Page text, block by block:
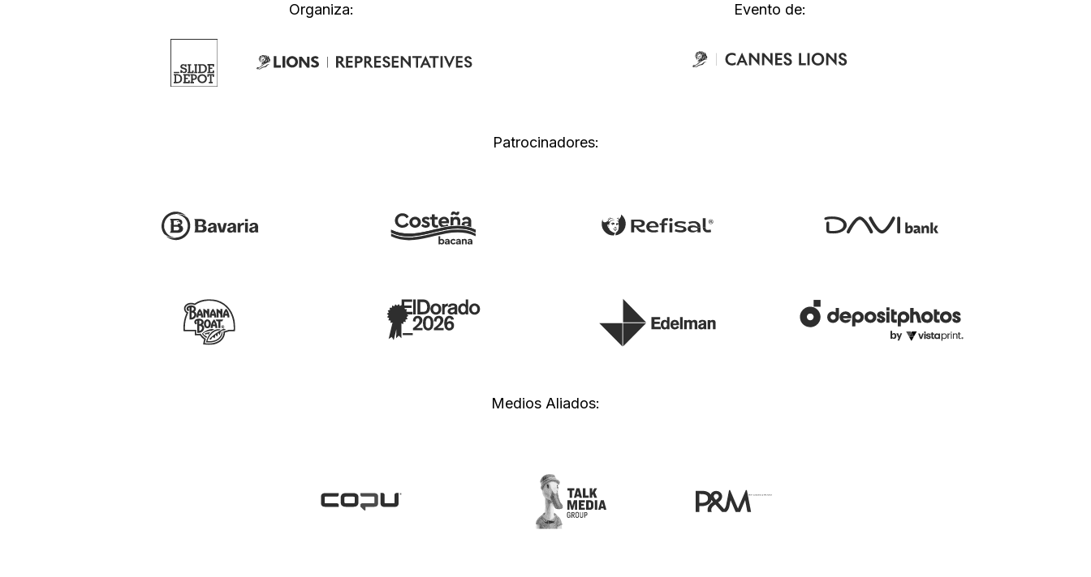
Organiza: Evento de:
Patrocinadores:
Medios Aliados: